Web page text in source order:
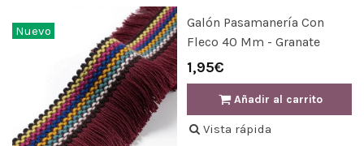
Nuevo
Galón Pasamanería Con
Fleco 40 Mm - Granate
1,95€
Añadir al carrito
Vista rápida